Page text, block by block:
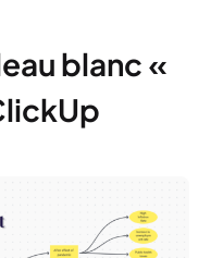
blanc «